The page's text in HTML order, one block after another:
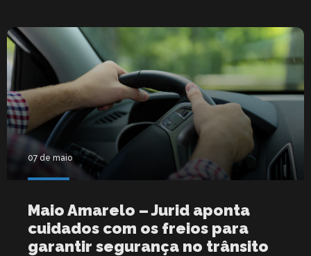
07 de maio
Maio Amarelo – Jurid aponta
cuidados com os freios para
garantir segurança no trânsito